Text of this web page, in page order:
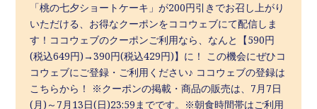
「桃の七夕ショートケーキ」が200円引きでお召し上がり
いただける、お得なクーポンをココウェブにて配信しま
す！ココウェブのクーポンご利用なら、なんと【590円
(税込649円)→390円(税込429円)】に！ この機会にぜひコ
コウェブにご登録・ご利用ください♪ ココウェブの登録は
こちらから！ ※クーポンの掲載・商品の販売は、7月7日
(月)～7月13日(日)23:59までです。※朝食時間帯はご利用